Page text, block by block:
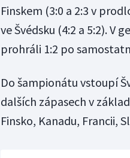
Finskem (3:0 a 2:3 v
ve Švédsku (4:2 a 5:2). V
prohráli 1:2 po
Do šampionátu vstoupí
dalších zápasech v
Finsko, Kanadu, Francii,